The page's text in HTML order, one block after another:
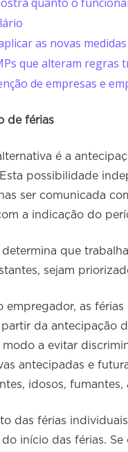
as novas
que alteram regras
de empresas e
de férias
é a
possibilidade
ser comunicada
a indicação do
que
sejam
empregador, as
da antecipação
modo a evitar
antecipadas e
idosos,
das férias
início das férias.